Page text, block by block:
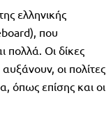
ελληνικής
που
πολλά. Οι δίκες
οι πολίτες
όπως επίσης και οι